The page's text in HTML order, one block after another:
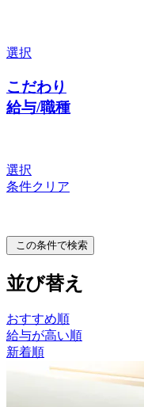
選択
こだわり
給与/職種
選択
条件クリア
この条件で検索
並び替え
おすすめ順
給与が高い順
新着順